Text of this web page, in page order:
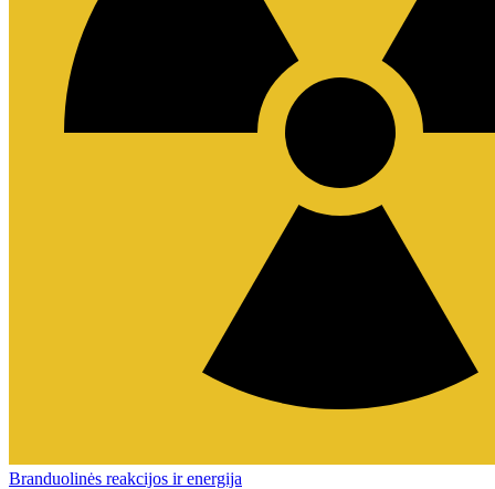
Branduolinės reakcijos ir energija